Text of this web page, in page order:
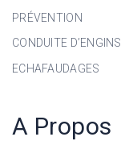
PRÉVENTION
CONDUITE D’ENGINS
ECHAFAUDAGES
A Propos